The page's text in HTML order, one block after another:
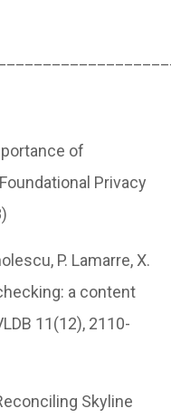
of
Privacy
P. Lamarre, X.
a content
11(12), 2110-
Skyline